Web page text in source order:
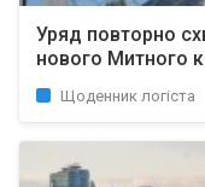
Уряд повторно
нового Митного
Щоденник логіста